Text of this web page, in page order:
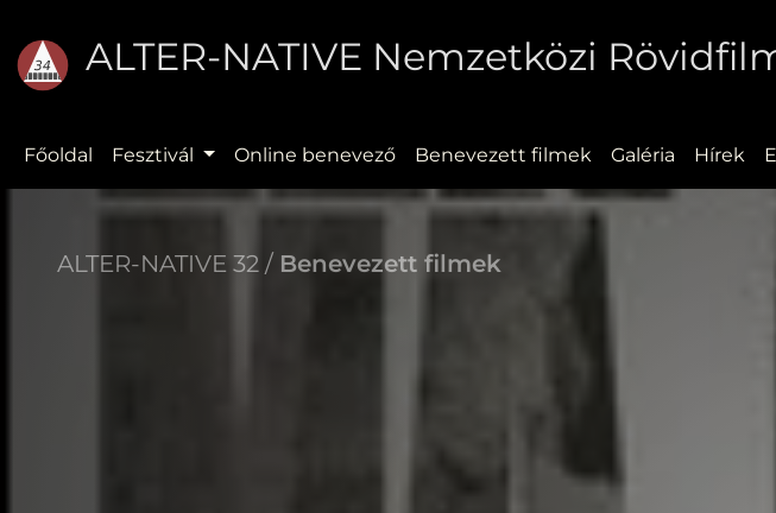
ALTER-NATIVE Nemzetközi
Főoldal Fesztivál Online benevező Benevezett filmek Galéria Hírek
ALTER-NATIVE 32 / Benevezett filmek